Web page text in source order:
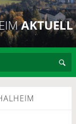
AKTUELL